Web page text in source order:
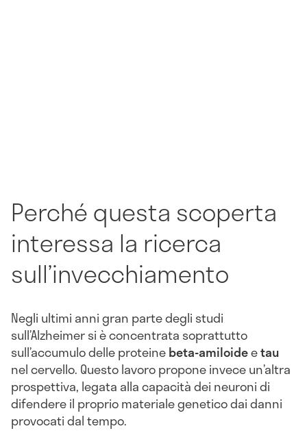
Perché questa scoperta
interessa la ricerca
sull’invecchiamento
Negli ultimi anni gran parte degli studi
sull’Alzheimer si è concentrata soprattutto
sull’accumulo delle proteinebeta-amiloideetau
nel cervello. Questo lavoro propone invece un’altra
prospettiva, legata alla capacità dei neuroni di
difendere il proprio materiale genetico dai danni
provocati dal tempo.